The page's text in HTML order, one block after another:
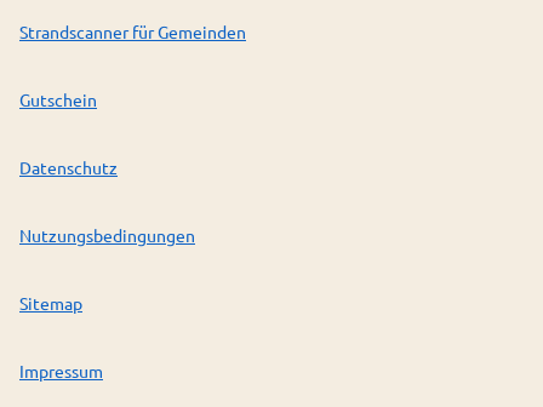
Strandscanner für Gemeinden
Gutschein
Datenschutz
Nutzungsbedingungen
Sitemap
Impressum